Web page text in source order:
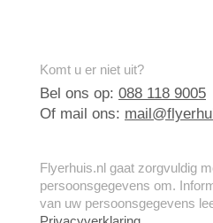
Komt u er niet uit?
Bel ons op: 088 118 9005
Of mail ons:
Flyerhuis.nl gaat zorgvuldig
persoonsgegevens om.
van uw persoonsgegevens